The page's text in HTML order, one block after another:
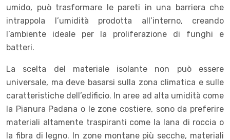
umido, può trasformare le pareti in una barriera che
intrappola l’umidità prodotta all’interno, creando
l’ambiente ideale per la proliferazione di funghi e
batteri.
La scelta del materiale isolante non può essere
universale, ma deve basarsi sulla zona climatica e sulle
caratteristiche dell’edificio. In aree ad alta umidità come
la Pianura Padana o le zone costiere, sono da preferire
materiali altamente traspiranti come la lana di roccia o
la fibra di legno. In zone montane più secche, materiali